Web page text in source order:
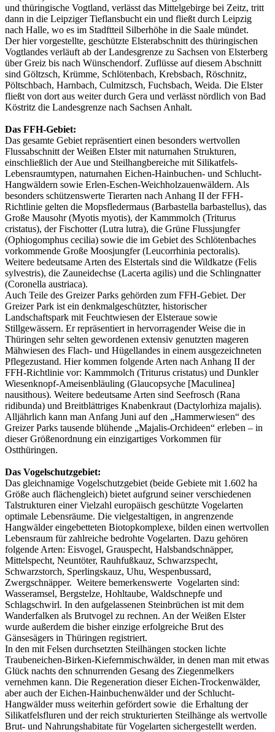
und thüringische Vogtland, verlässt das Mittelgebirge bei Zeitz, tritt
dann in die Leipziger Tieflansbucht ein und fließt durch Leipzig
nach Halle, wo es im Stadftteil Silberhöhe in die Saale mündet.
Der hier vorgestellte, geschützte Elsterabschnitt des thüringischen
Vogtlandes verläuft ab der Landesgrenze zu Sachsen von Elsterberg
über Greiz bis nach Wünschendorf. Zuflüsse auf diesem Abschnitt
sind Göltzsch, Krümme, Schlötenbach, Krebsbach, Röschnitz,
Pöltschbach, Harnbach, Culmitzsch, Fuchsbach, Weida. Die Elster
fließt von dort aus weiter durch Gera und verlässt nördlich von Bad
Köstritz die Landesgrenze nach Sachsen Anhalt.
Das FFH-Gebiet:
Das gesamte Gebiet repräsentiert einen besonders wertvollen
Flussabschnitt der Weißen Elster mit naturnahen Strukturen,
einschließlich der Aue und Steilhangbereiche mit Silikatfels-
Lebensraumtypen, naturnahen Eichen-Hainbuchen- und Schlucht-
Hangwäldern sowie Erlen-Eschen-Weichholzauenwäldern. Als
besonders schützenswerte Tierarten nach Anhang II der FFH-
Richtlinie gelten die Mopsfledermaus (Barbastella barbastellus), das
Große Mausohr (Myotis myotis), der Kammmolch (Triturus
cristatus), der Fischotter (Lutra lutra), die Grüne Flussjungfer
(Ophiogomphus cecilia) sowie die im Gebiet des Schlötenbaches
vorkommende Große Moosjungfer (Leucorrhinia pectoralis).
Weitere bedeutsame Arten des Elstertals sind die Wildkatze (Felis
sylvestris), die Zauneidechse (Lacerta agilis) und die Schlingnatter
(Coronella austriaca).
Auch Teile des Greizer Parks gehörden zum FFH-Gebiet. Der
Greizer Park ist ein denkmalgeschützter, historischer
Landschaftspark mit Feuchtwiesen der Elsteraue sowie
Stillgewässern. Er repräsentiert in hervorragender Weise die in
Thüringen sehr selten gewordenen extensiv genutzten mageren
Mähwiesen des Flach- und Hügellandes in einem ausgezeichneten
Pflegezustand. Hier kommen folgende Arten nach Anhang II der
FFH-Richtlinie vor: Kammmolch (Triturus cristatus) und Dunkler
Wiesenknopf-Ameisenbläuling (Glaucopsyche [Maculinea]
nausithous). Weitere bedeutsame Arten sind Seefrosch (Rana
ridibunda) und Breitblättriges Knabenkraut (Dactylorhiza majalis).
Alljährlich kann man Anfang Juni auf den „Hammerwiesen“ des
Greizer Parks tausende blühende „Majalis-Orchideen“ erleben – in
dieser Größenordnung ein einzigartiges Vorkommen für
Ostthüringen.
Das Vogelschutzgebiet:
Das gleichnamige Vogelschutzgebiet (beide Gebiete mit 1.602 ha
Größe auch flächengleich) bietet aufgrund seiner verschiedenen
Talstrukturen einer Vielzahl europäisch geschützte Vogelarten
optimale Lebensräume. Die vielgestaltigen, in angrenzende
Hangwälder eingebetteten Biotopkomplexe, bilden einen wertvollen
Lebensraum für zahlreiche bedrohte Vogelarten. Dazu gehören
folgende Arten: Eisvogel, Grauspecht, Halsbandschnäpper,
Mittelspecht, Neuntöter, Rauhfußkauz, Schwarzspecht,
Schwarzstorch, Sperlingskauz, Uhu, Wespenbussard,
Zwergschnäpper. Weitere bemerkenswerte Vogelarten sind:
Wasseramsel, Bergstelze, Hohltaube, Waldschnepfe und
Schlagschwirl. In den aufgelassenen Steinbrüchen ist mit dem
Wanderfalken als Brutvogel zu rechnen. An der Weißen Elster
wurde außerdem die bisher einzige erfolgreiche Brut des
Gänsesägers in Thüringen registriert.
In den mit Felsen durchsetzten Steilhängen stocken lichte
Traubeneichen-Birken-Kiefernmischwälder, in denen man mit etwas
Glück nachts den schnurrenden Gesang des Ziegenmelkers
vernehmen kann. Die Regeneration dieser Eichen-Trockenwälder,
aber auch der Eichen-Hainbuchenwälder und der Schlucht-
Hangwälder muss weiterhin gefördert sowie die Erhaltung der
Silikatfelsfluren und der reich strukturierten Steilhänge als wertvolle
Brut- und Nahrungshabitate für Vogelarten sichergestellt werden.